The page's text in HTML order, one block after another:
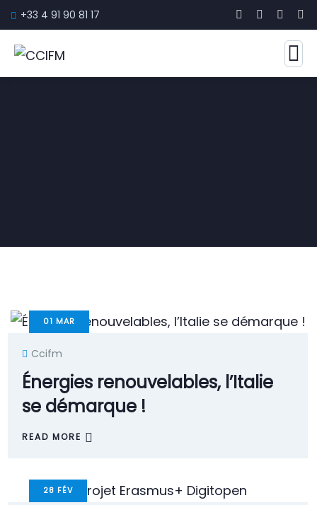
+33 4 91 90 81 17
01 MAR
Ccifm
Énergies renouvelables, l’Italie
se démarque !
READ MORE
28 FÉV